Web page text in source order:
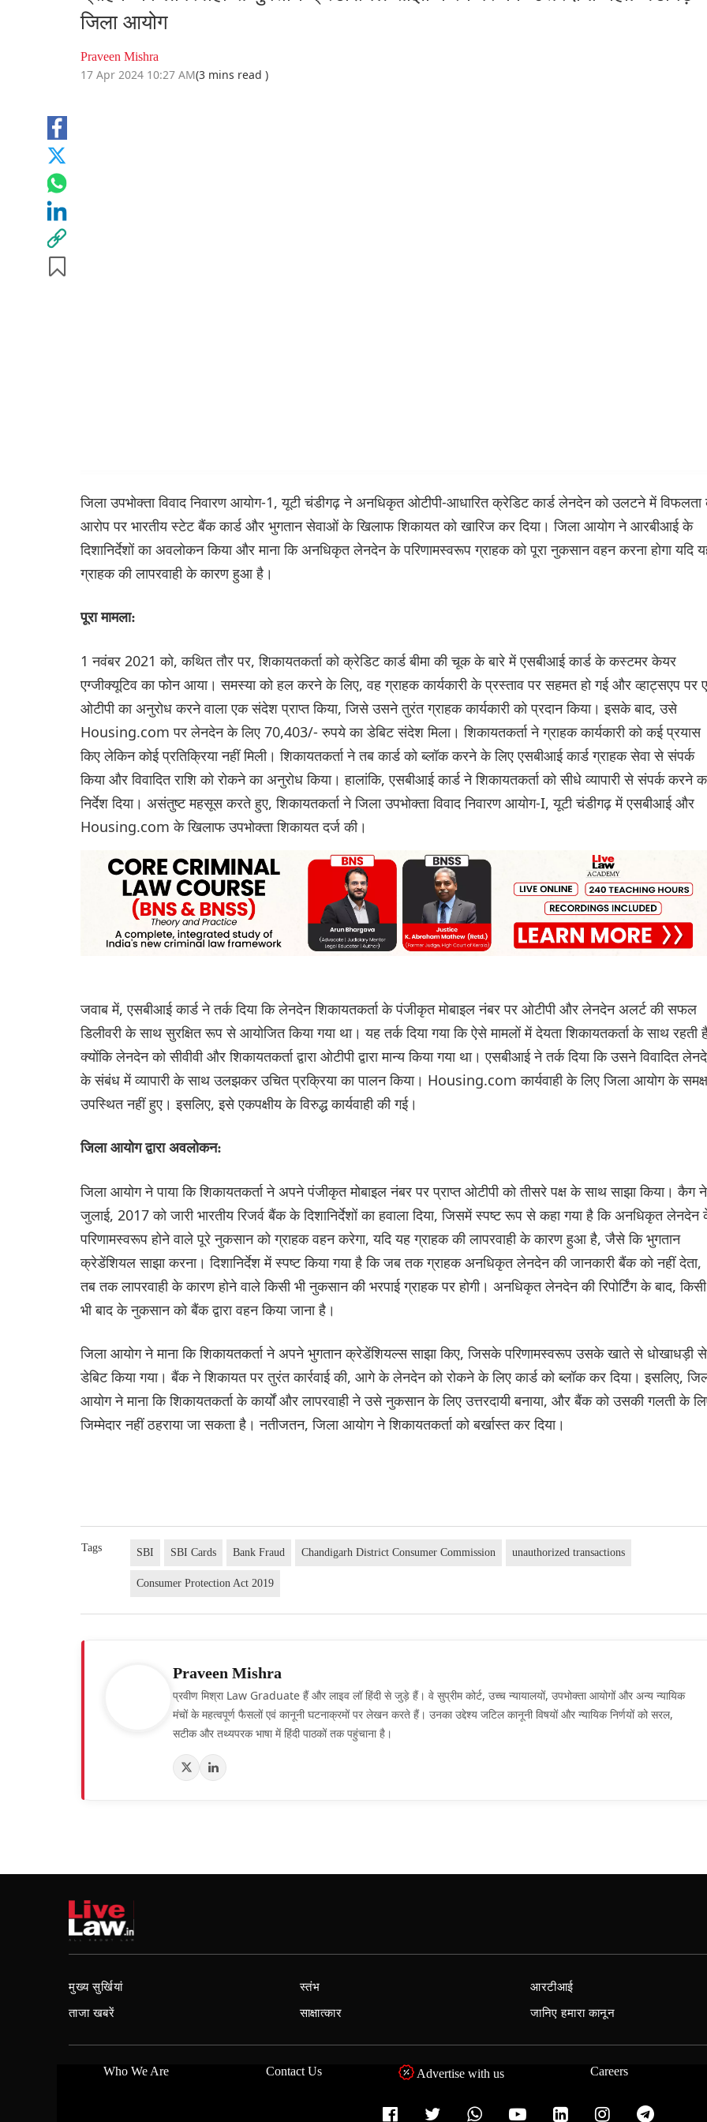
जिला आयोग
Praveen Mishra
17 Apr 2024 10:27 AM(3 mins read )
जिला उपभोक्ता विवाद निवारण आयोग-1, यूटी चंडीगढ़ ने अनधिकृत ओटीपी-आधारित क्रेडिट कार्ड लेनदेन को उलटने में
आरोप पर भारतीय स्टेट बैंक कार्ड और भुगतान सेवाओं के खिलाफ शिकायत को खारिज कर दिया। जिला आयोग ने आरबीआई के
दिशानिर्देशों का अवलोकन किया और माना कि अनधिकृत लेनदेन के परिणामस्वरूप ग्राहक को पूरा नुकसान वहन करना होगा यदि
ग्राहक की लापरवाही के कारण हुआ है।
पूरा मामला:
1 नवंबर 2021 को, कथित तौर पर, शिकायतकर्ता को क्रेडिट कार्ड बीमा की चूक के बारे में एसबीआई कार्ड के कस्टमर केयर
एग्जीक्यूटिव का फोन आया। समस्या को हल करने के लिए, वह ग्राहक कार्यकारी के प्रस्ताव पर सहमत हो गई और व्हाट्सएप पर
ओटीपी का अनुरोध करने वाला एक संदेश प्राप्त किया, जिसे उसने तुरंत ग्राहक कार्यकारी को प्रदान किया। इसके बाद, उसे
Housing.com पर लेनदेन के लिए 70,403/- रुपये का डेबिट संदेश मिला। शिकायतकर्ता ने ग्राहक कार्यकारी को कई प्रयास
किए लेकिन कोई प्रतिक्रिया नहीं मिली। शिकायतकर्ता ने तब कार्ड को ब्लॉक करने के लिए एसबीआई कार्ड ग्राहक सेवा से संपर्क
किया और विवादित राशि को रोकने का अनुरोध किया। हालांकि, एसबीआई कार्ड ने शिकायतकर्ता को सीधे व्यापारी से संपर्क करने
निर्देश दिया। असंतुष्ट महसूस करते हुए, शिकायतकर्ता ने जिला उपभोक्ता विवाद निवारण आयोग-I, यूटी चंडीगढ़ में एसबीआई और
Housing.com के खिलाफ उपभोक्ता शिकायत दर्ज की।
जवाब में, एसबीआई कार्ड ने तर्क दिया कि लेनदेन शिकायतकर्ता के पंजीकृत मोबाइल नंबर पर ओटीपी और लेनदेन अलर्ट की सफल
डिलीवरी के साथ सुरक्षित रूप से आयोजित किया गया था। यह तर्क दिया गया कि ऐसे मामलों में देयता शिकायतकर्ता के साथ रहती
क्योंकि लेनदेन को सीवीवी और शिकायतकर्ता द्वारा ओटीपी द्वारा मान्य किया गया था। एसबीआई ने तर्क दिया कि उसने विवादित
के संबंध में व्यापारी के साथ उलझकर उचित प्रक्रिया का पालन किया। Housing.com कार्यवाही के लिए जिला आयोग के समक्ष
उपस्थित नहीं हुए। इसलिए, इसे एकपक्षीय के विरुद्ध कार्यवाही की गई।
जिला आयोग द्वारा अवलोकन:
जिला आयोग ने पाया कि शिकायतकर्ता ने अपने पंजीकृत मोबाइल नंबर पर प्राप्त ओटीपी को तीसरे पक्ष के साथ साझा किया। कैग
जुलाई, 2017 को जारी भारतीय रिजर्व बैंक के दिशानिर्देशों का हवाला दिया, जिसमें स्पष्ट रूप से कहा गया है कि अनधिकृत लेनदेन
परिणामस्वरूप होने वाले पूरे नुकसान को ग्राहक वहन करेगा, यदि यह ग्राहक की लापरवाही के कारण हुआ है, जैसे कि भुगतान
क्रेडेंशियल साझा करना। दिशानिर्देश में स्पष्ट किया गया है कि जब तक ग्राहक अनधिकृत लेनदेन की जानकारी बैंक को नहीं देता,
तब तक लापरवाही के कारण होने वाले किसी भी नुकसान की भरपाई ग्राहक पर होगी। अनधिकृत लेनदेन की रिपोर्टिंग के बाद, किसी
भी बाद के नुकसान को बैंक द्वारा वहन किया जाना है।
जिला आयोग ने माना कि शिकायतकर्ता ने अपने भुगतान क्रेडेंशियल्स साझा किए, जिसके परिणामस्वरूप उसके खाते से धोखाधड़ी से
डेबिट किया गया। बैंक ने शिकायत पर तुरंत कार्रवाई की, आगे के लेनदेन को रोकने के लिए कार्ड को ब्लॉक कर दिया। इसलिए,
आयोग ने माना कि शिकायतकर्ता के कार्यों और लापरवाही ने उसे नुकसान के लिए उत्तरदायी बनाया, और बैंक को उसकी गलती के
जिम्मेदार नहीं ठहराया जा सकता है। नतीजतन, जिला आयोग ने शिकायतकर्ता को बर्खास्त कर दिया।
Tags SBI SBI Cards Bank Fraud Chandigarh District Consumer Commission unauthorized transactions
Consumer Protection Act 2019
Praveen Mishra
प्रवीण मिश्रा Law Graduate हैं और लाइव लॉ हिंदी से जुड़े हैं। वे सुप्रीम कोर्ट, उच्च न्यायालयों, उपभोक्ता आयोगों और अन्य न्यायिक
मंचों के महत्वपूर्ण फैसलों एवं कानूनी घटनाक्रमों पर लेखन करते हैं। उनका उद्देश्य जटिल कानूनी विषयों और न्यायिक निर्णयों को सरल,
सटीक और तथ्यपरक भाषा में हिंदी पाठकों तक पहुंचाना है।
मुख्य सुर्खियां
ताजा खबरें
स्तंभ
साक्षात्कार
आरटीआई
जानिए हमारा कानून
Who We Are Contact Us Advertise with us Careers